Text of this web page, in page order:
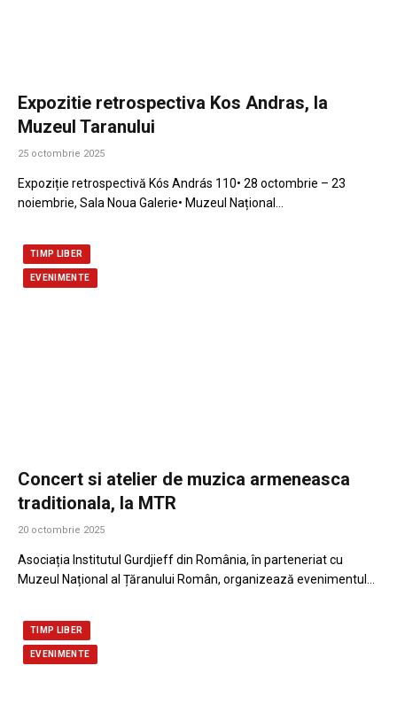
Expozitie retrospectiva Kos Andras, la
Muzeul Taranului
25 octombrie 2025
Expoziție retrospectivă Kós András 110• 28 octombrie – 23
noiembrie, Sala Noua Galerie• Muzeul Național…
TIMP LIBER
EVENIMENTE
Concert si atelier de muzica armeneasca
traditionala, la MTR
20 octombrie 2025
Asociația Institutul Gurdjieff din România, în parteneriat cu
Muzeul Național al Țăranului Român, organizează evenimentul…
TIMP LIBER
EVENIMENTE